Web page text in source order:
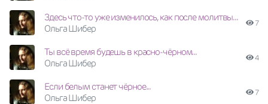
Здесь что-то уже изменилось, как после молитвы...
Ольга Шибер
7
Ты всё время будешь в красно-чёрном...
Ольга Шибер
4
Если белым станет чёрное...
Ольга Шибер
7